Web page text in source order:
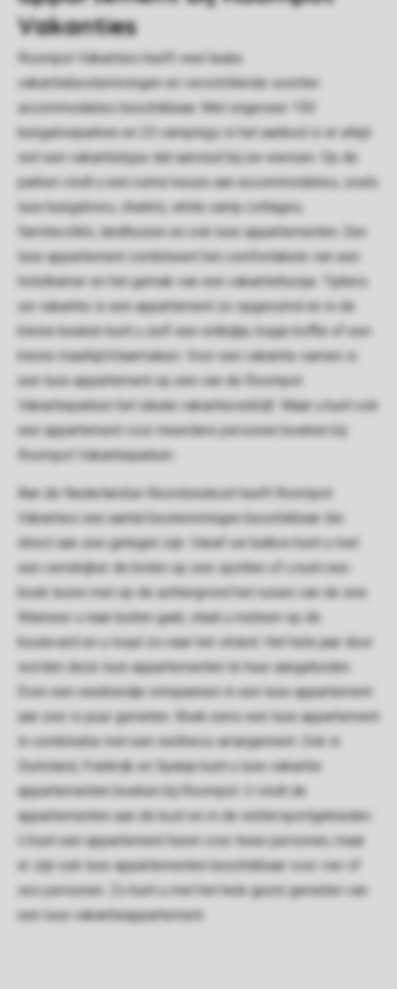
Vakanties
Roompot Vakanties heeft veel leuke
vakantiebestemmingen en verschillende soorten
accommodaties beschikbaar. Met ongeveer 150
bungalowparken en 23 campings in het aanbod is er altijd
wel een vakantietype dat aansluit bij uw wensen. Op de
parken vindt u een ruime keuze aan accommodaties, zoals
luxe bungalows, chalets, white camp cottages,
familievilla's, landhuizen en ook luxe appartementen. Een
luxe appartement combineert het comfortabele van een
hotelkamer en het gemak van een vakantiehuisje. Tijdens
uw vakantie is een appartement zo opgeruimd en in de
kleine keuken kunt u zelf een ontbijtje, kopje koffie of een
kleine maaltijd klaarmaken. Voor een vakantie samen is
een luxe appartement op een van de Roompot
Vakantieparken het ideale vakantieverblijf. Maar u kunt ook
een appartement voor meerdere personen boeken bij
Roompot Vakantieparken.
Aan de Nederlandse Noordzeekust heeft Roompot
Vakanties een aantal bestemmingen beschikbaar die
direct aan zee gelegen zijn. Vanaf uw balkon kunt u met
een verrekijker de boten op zee spotten of u kunt een
boek lezen met op de achtergrond het ruisen van de zee.
Wanneer u naar buiten gaat, staat u meteen op de
boulevard en u loopt zo naar het strand. Het hele jaar door
worden deze luxe appartementen te huur aangeboden.
Even een weekendje ontspannen in een luxe appartement
aan zee is puur genieten. Boek eens een luxe appartement
in combinatie met een wellness arrangement. Ook in
Duitsland, Frankrijk en Spanje kunt u luxe vakantie
appartementen boeken bij Roompot. U vindt de
appartementen aan de kust en in de wintersportgebieden.
U kunt een appartement huren voor twee personen, maar
er zijn ook luxe appartementen beschikbaar voor vier of
zes personen. Zo kunt u met het hele gezin genieten van
een luxe vakantieappartement.